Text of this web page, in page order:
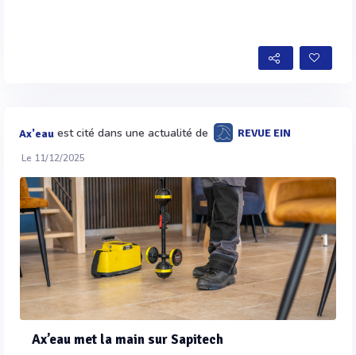
Ax'eau est cité dans une actualité de REVUE EIN
Le 11/12/2025
Ax’eau met la main sur Sapitech